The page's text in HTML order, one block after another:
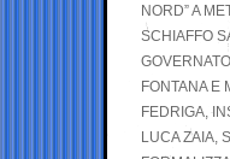
NORD” A
SCHIAFFO
FONTANA E
FEDRIGA,
LUCA ZAIA,